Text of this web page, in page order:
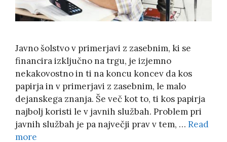
Javno šolstvo v primerjavi z zasebnim, ki se
financira izključno na trgu, je izjemno
nekakovostno in ti na koncu koncev da kos
papirja in v primerjavi z zasebnim, le malo
dejanskega znanja. Še več kot to, ti kos papirja
najbolj koristi le v javnih službah. Problem pri
javnih službah je pa največji prav v tem, … Read
more